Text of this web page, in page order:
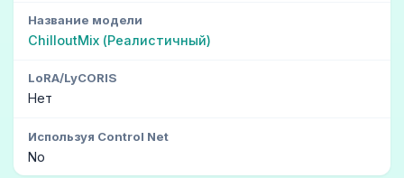
Название модели
ChilloutMix (Реалистичный)
LoRA/LyCORIS
Нет
Используя Control Net
No